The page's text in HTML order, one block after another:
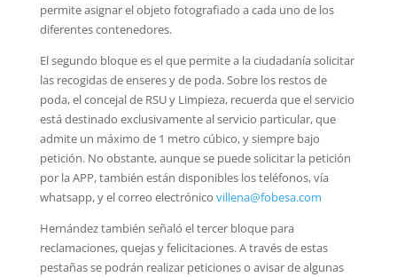
permite asignar el objeto fotografiado a cada uno de los
diferentes contenedores.
El segundo bloque es el que permite a la ciudadanía solicitar
las recogidas de enseres y de poda. Sobre los restos de
poda, el concejal de RSU y Limpieza, recuerda que el servicio
está destinado exclusivamente al servicio particular, que
admite un máximo de 1 metro cúbico, y siempre bajo
petición. No obstante, aunque se puede solicitar la petición
por la APP, también están disponibles los teléfonos, vía
whatsapp, y el correo electrónico villena@fobesa.com
Hernández también señaló el tercer bloque para
reclamaciones, quejas y felicitaciones. A través de estas
pestañas se podrán realizar peticiones o avisar de algunas